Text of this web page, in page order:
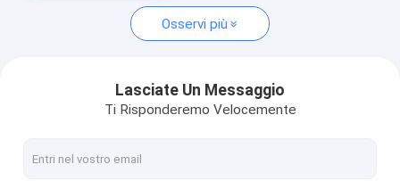
Osservi più
Lasciate Un Messaggio
Ti Risponderemo Velocemente